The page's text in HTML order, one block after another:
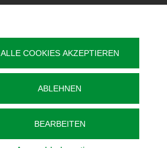
ALLE COOKIES AKZEPTIEREN
ABLEHNEN
BEARBEITEN